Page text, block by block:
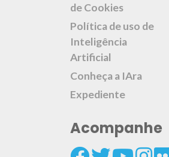
de Cookies
Política de uso de
Inteligência
Artificial
Conheça a IAra
Expediente
Acompanhe